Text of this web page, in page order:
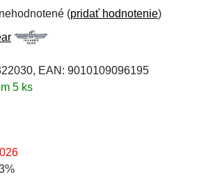
(pridať hodnotenie)
EAN: 9010109096195
5 ks